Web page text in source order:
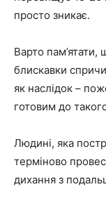
просто зникає.
Варто пам’ятати,
блискавки
як наслідок –
готовим до
Людині, яка
терміново
дихання з